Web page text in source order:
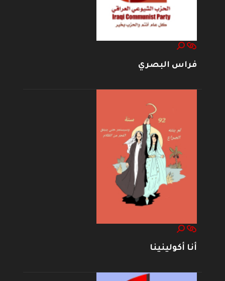
فراس البصري
أنا أكولينينا